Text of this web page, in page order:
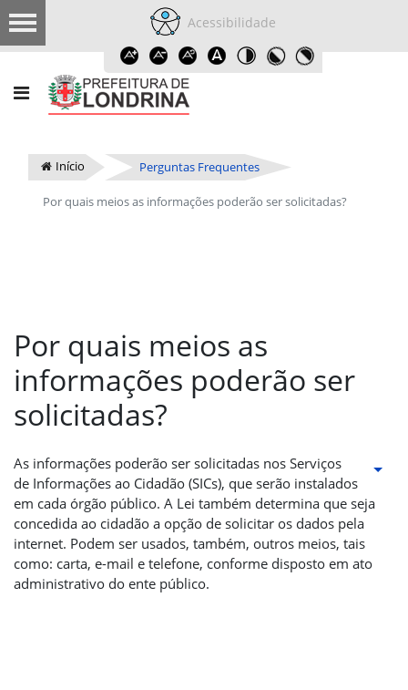
Acessibilidade
Início Perguntas Frequentes
Por quais meios as informações poderão ser solicitadas?
Por quais meios as
informações poderão ser
solicitadas?
As informações poderão ser solicitadas nos Serviços
de Informações ao Cidadão (SICs), que serão instalados
em cada órgão público. A Lei também determina que seja
concedida ao cidadão a opção de solicitar os dados pela
internet. Podem ser usados, também, outros meios, tais
como: carta, e-mail e telefone, conforme disposto em ato
administrativo do ente público.